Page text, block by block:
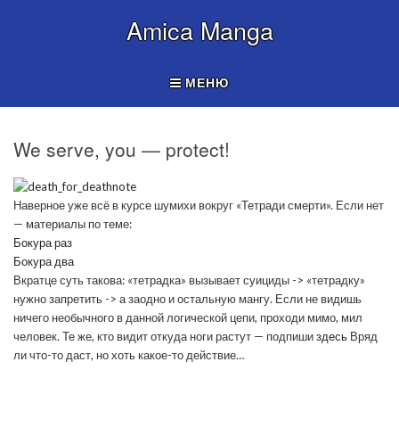
Amica Manga
МЕНЮ
We serve, you — protect!
Наверное уже всё в курсе шумихи вокруг «Тетради смерти». Если нет
— материалы по теме:
Бокура раз
Бокура два
Вкратце суть такова: «тетрадка» вызывает суициды -> «тетрадку»
нужно запретить -> а заодно и остальную мангу. Если не видишь
ничего необычного в данной логической цепи, проходи мимо, мил
человек. Те же, кто видит откуда ноги растут — подпишиздесь Вряд
ли что-то даст, но хоть какое-то действие…